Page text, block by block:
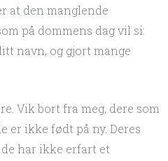
at den manglende
på dommens dag vil si:
navn, og gjort mange
Vik bort fra meg, dere som
er ikke født på ny. Deres
har ikke erfart et